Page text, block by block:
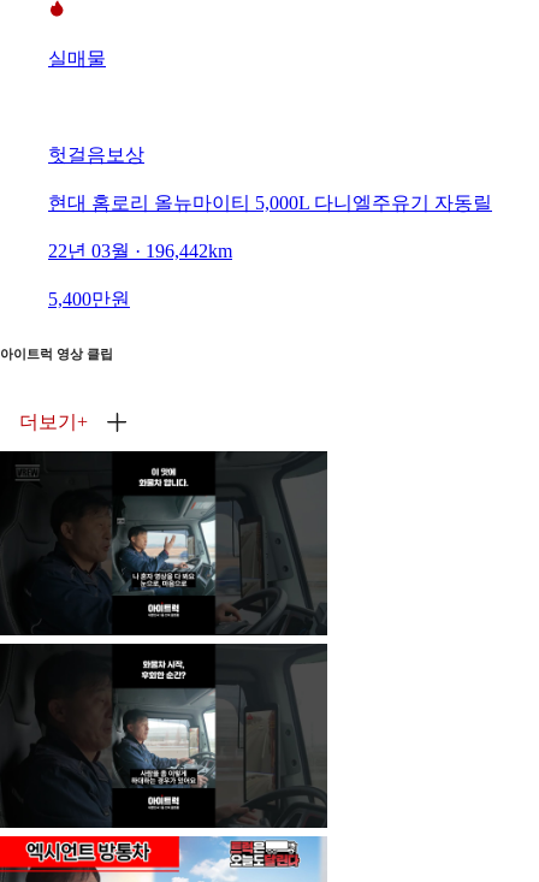
실매물
헛걸음보상
현대 홈로리 올뉴마이티 5,000L 다니엘주유기 자동릴
22년 03월 · 196,442km
5,400만원
아이트럭 영상 클립
더보기 +